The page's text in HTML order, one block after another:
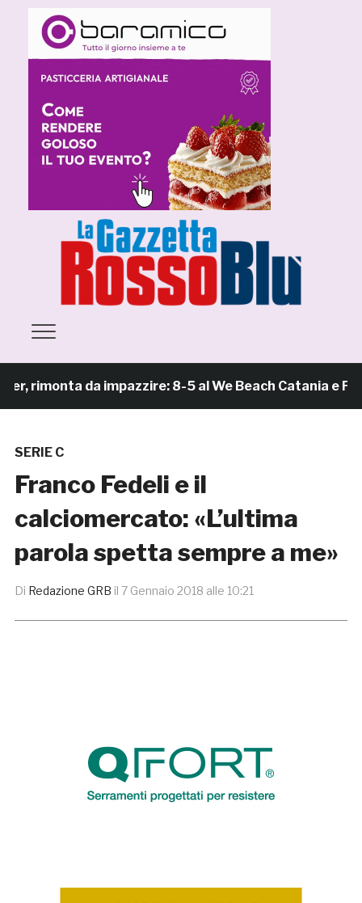
rimonta da impazzire: 8-5 al We Beach Catania e
SERIE C
Franco Fedeli e il
calciomercato: «L’ultima
parola spetta sempre a me»
Di Redazione GRB il 7 Gennaio 2018 alle 10:21